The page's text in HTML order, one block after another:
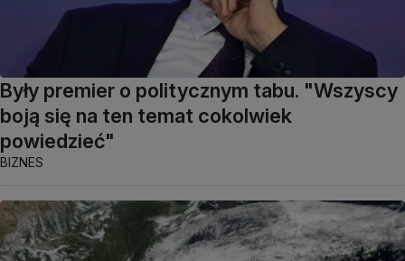
Były premier o politycznym tabu. "Wszyscy
boją się na ten temat cokolwiek
powiedzieć"
BIZNES